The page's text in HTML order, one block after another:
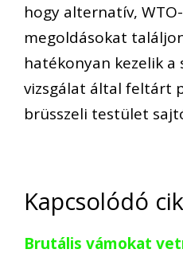
hogy alternatív,
megoldásokat
hatékonyan kezelik a
vizsgálat által feltárt
brüsszeli testület
Kapcsolódó
Brutális vámokat